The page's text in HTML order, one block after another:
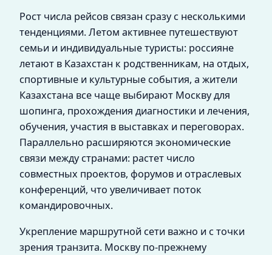
Рост числа рейсов связан сразу с несколькими
тенденциями. Летом активнее путешествуют
семьи и индивидуальные туристы: россияне
летают в Казахстан к родственникам, на отдых,
спортивные и культурные события, а жители
Казахстана все чаще выбирают Москву для
шопинга, прохождения диагностики и лечения,
обучения, участия в выставках и переговорах.
Параллельно расширяются экономические
связи между странами: растет число
совместных проектов, форумов и отраслевых
конференций, что увеличивает поток
командировочных.
Укрепление маршрутной сети важно и с точки
зрения транзита. Москву по-прежнему